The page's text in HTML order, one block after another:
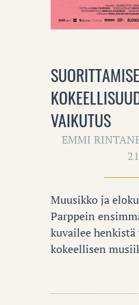
VAIKUTUS
EMMI
Muusikko ja
Parppein
kuvailee
kokeellisen